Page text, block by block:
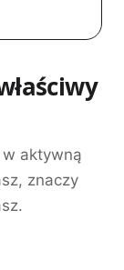
aktywną
znaczy